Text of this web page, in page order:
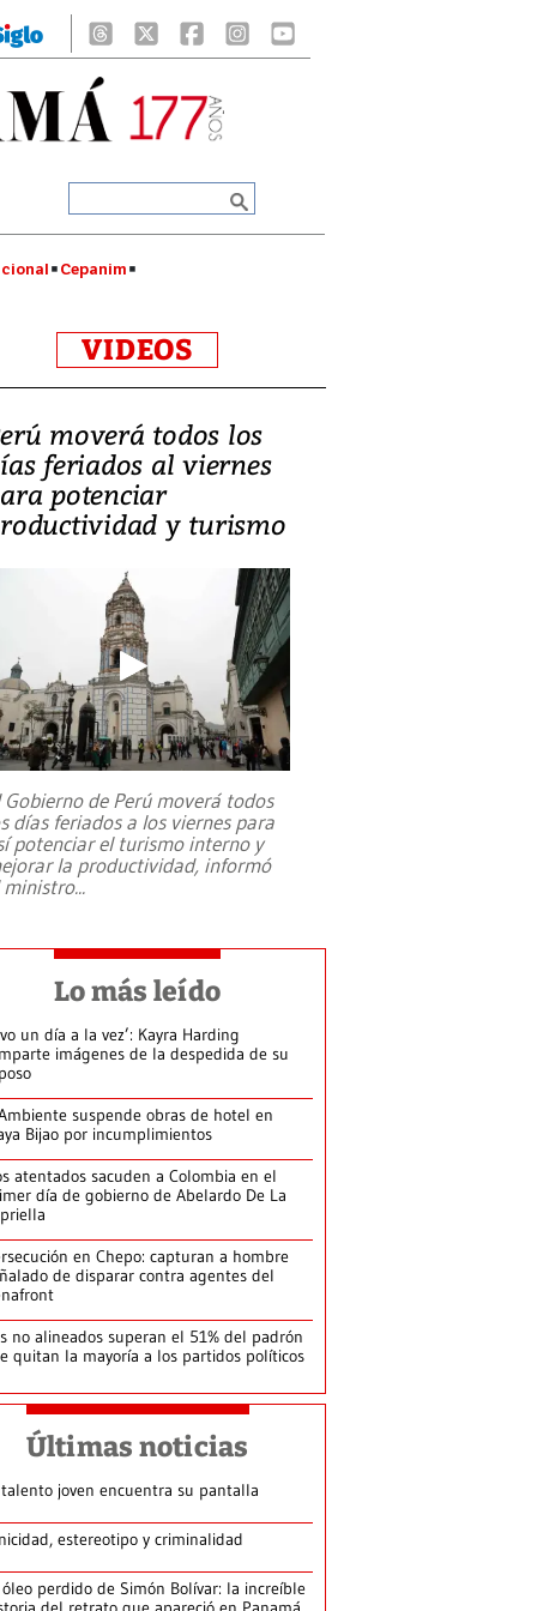
Cepanim
VIDEOS
moverá todos los
feriados al viernes
potenciar
y turismo
Gobierno de Perú moverá todos
días feriados a los viernes para
potenciar el turismo interno y
la productividad, informó
ministro...
Lo más leído
un día a la vez’: Kayra Harding
imágenes de la despedida de su
suspende obras de hotel en
Bijao por incumplimientos
atentados sacuden a Colombia en el
día de gobierno de Abelardo De La
en Chepo: capturan a hombre
de disparar contra agentes del
no alineados superan el 51% del padrón
quitan la mayoría a los partidos políticos
Últimas noticias
joven encuentra su pantalla​
estereotipo y criminalidad
perdido de Simón Bolívar: la increíble